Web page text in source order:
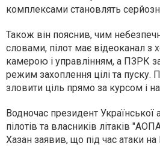
комплексами становлять
Також він пояснив, чим
словами, пілот має відеоканал
камерою і управлінням, а ПЗРК
режим захоплення цілі та пуску.
зловити ціль прямо за курсом і
Водночас президент Української
пілотів та власників літаків
Хазан заявив, що під час атаки на